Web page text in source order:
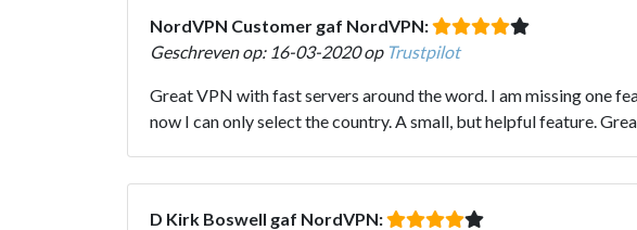
NordVPN Customer gaf NordVPN:
Geschreven op: 16-03-2020 op Trustpilot
Great VPN with fast servers around the word. I am missing one
now I can only select the country. A small, but helpful feature.
D Kirk Boswell gaf NordVPN: